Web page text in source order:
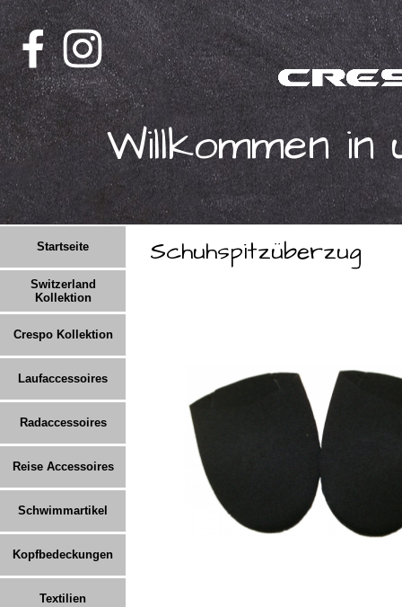
Willkommen
Startseite
Switzerland
Kollektion
Crespo Kollektion
Laufaccessoires
Radaccessoires
Reise Accessoires
Schwimmartikel
Kopfbedeckungen
Textilien
Schuhspitzüberzug